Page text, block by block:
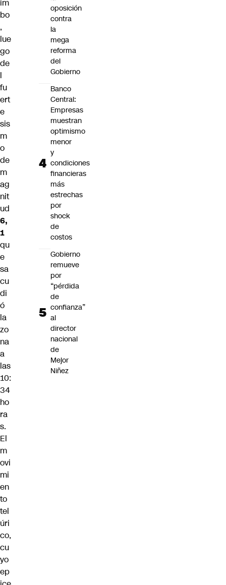
im
bo
,
lue
go
de
l
fu
ert
e
sis
m
o
de
m
ag
nit
ud
6,
1
qu
e
sa
cu
di
ó
la
zo
na
a
las
10:
34
ho
ra
s.
El
m
ovi
mi
en
to
tel
úri
co,
cu
yo
ep
oposición
contra
la
mega
reforma
del
Gobierno
Banco
Central:
Empresas
muestran
optimismo
menor
y
condiciones
financieras
más
estrechas
por
shock
de
costos
Gobierno
remueve
por
“pérdida
de
confianza”
al
director
nacional
de
Mejor
Niñez